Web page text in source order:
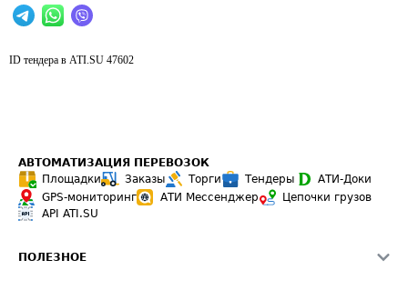
ID тендера в ATI.SU 47602
АВТОМАТИЗАЦИЯ ПЕРЕВОЗОК
Площадки
Заказы Торги Тендеры
АТИ-Доки
GPS-мониторинг
АТИ Мессенджер
Цепочки грузов
API ATI.SU
ПОЛЕЗНОЕ